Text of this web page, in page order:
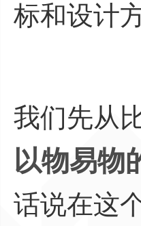
标和设计
我们先从
以物易物
话说在这